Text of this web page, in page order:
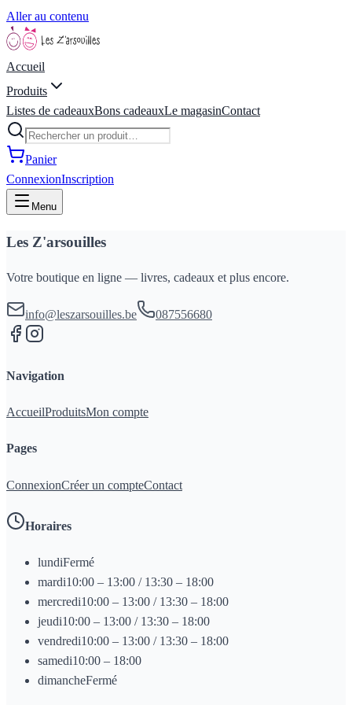
Aller au contenu
Accueil
Produits
Listes de cadeauxBons cadeauxLe magasinContact
Panier
ConnexionInscription
Menu
Les Z'arsouilles
Votre boutique en ligne — livres, cadeaux et plus encore.
info@leszarsouilles.be 087556680
Navigation
AccueilProduitsMon compte
Pages
ConnexionCréer un compteContact
Horaires
lundiFermé
mardi10:00 – 13:00 / 13:30 – 18:00
mercredi10:00 – 13:00 / 13:30 – 18:00
jeudi10:00 – 13:00 / 13:30 – 18:00
vendredi10:00 – 13:00 / 13:30 – 18:00
samedi10:00 – 18:00
dimancheFermé